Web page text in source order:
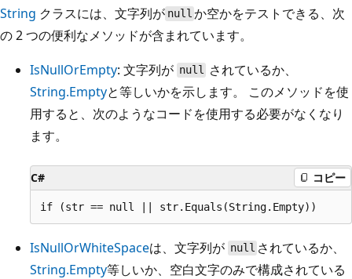
String クラスには、文字列が null か空かをテストできる、次
の 2 つの便利なメソッドが含まれています。
IsNullOrEmpty: 文字列が null されているか、
String.Emptyと等しいかを示します。 このメソッドを使
用すると、次のようなコードを使用する必要がなくなり
ます。
C# コピー
IsNullOrWhiteSpaceは、文字列が null されているか、
String.Empty等しいか、空白文字のみで構成されている